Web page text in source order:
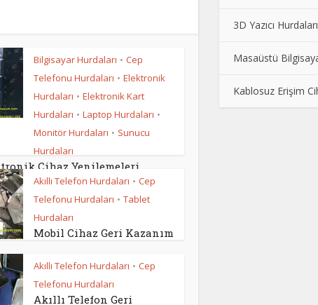
Bilgisayar Hurdaları • Cep
Telefonu Hurdaları • Elektronik
Hurdaları • Elektronik Kart
Hurdaları • Laptop Hurdaları •
Monitör Hurdaları • Sunucu
Hurdaları
Cihaz Yenilemeleri
Akıllı Telefon Hurdaları • Cep
Telefonu Hurdaları • Tablet
Hurdaları
Mobil Cihaz Geri Kazanım
Akıllı Telefon Hurdaları • Cep
Telefonu Hurdaları
Akıllı Telefon Geri
3D Yazıcı Hurdaları
Masaüstü
Kablosuz Erişim